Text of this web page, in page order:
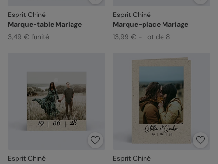
Esprit Chiné
Marque-table Mariage
3,49 € l'unité
Esprit Chiné
Marque-place Mariage
13,99 € - Lot de 8
Esprit Chiné
Esprit Chiné